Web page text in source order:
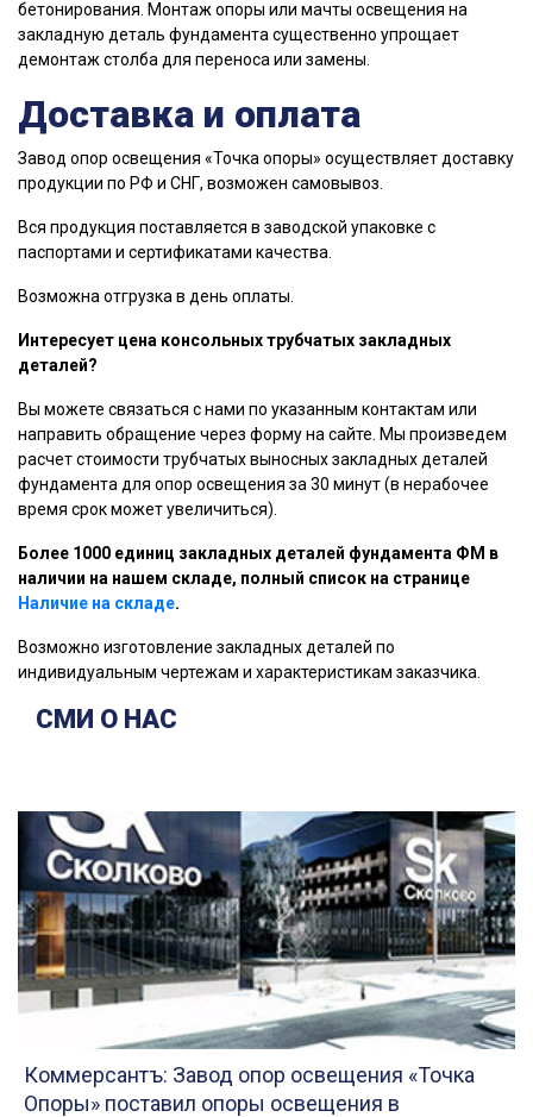
бетонирования. Монтаж опоры или мачты освещения на
закладную деталь фундамента существенно упрощает
демонтаж столба для переноса или замены.
Доставка и оплата
Завод опор освещения «Точка опоры» осуществляет доставку
продукции по РФ и СНГ, возможен самовывоз.
Вся продукция поставляется в заводской упаковке с
паспортами и сертификатами качества.
Возможна отгрузка в день оплаты.
Интересует цена консольных трубчатых закладных
деталей?
Вы можете связаться с нами по указанным контактам или
направить обращение через форму на сайте. Мы произведем
расчет стоимости трубчатых выносных закладных деталей
фундамента для опор освещения за 30 минут (в нерабочее
время срок может увеличиться).
Более 1000 единиц закладных деталей фундамента ФМ в
наличии на нашем складе, полный список на странице
Наличие на складе.
Возможно изготовление закладных деталей по
индивидуальным чертежам и характеристикам заказчика.
СМИ О НАС
Коммерсантъ: Завод опор освещения «Точка
Опоры» поставил опоры освещения в